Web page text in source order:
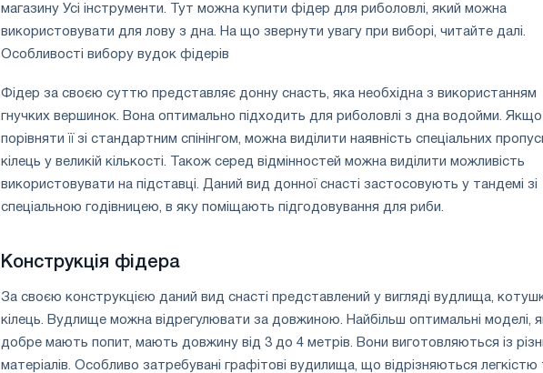
магазину Усі інструменти. Тут можна купити фідер для риболовлі, який можна
використовувати для лову з дна. На що звернути увагу при виборі, читайте далі.
Особливості вибору вудок фідерів
Фідер за своєю суттю представляє донну снасть, яка необхідна з використанням
гнучких вершинок. Вона оптимально підходить для риболовлі з дна водойми. Якщо
порівняти її зі стандартним спінінгом, можна виділити наявність спеціальних
кілець у великій кількості. Також серед відмінностей можна виділити можливість
використовувати на підставці. Даний вид донної снасті застосовують у тандемі зі
спеціальною годівницею, в яку поміщають підгодовування для риби.
Конструкція фідера
За своєю конструкцією даний вид снасті представлений у вигляді вудлища,
кілець. Вудлище можна відрегулювати за довжиною. Найбільш оптимальні моделі,
добре мають попит, мають довжину від 3 до 4 метрів. Вони виготовляються із
матеріалів. Особливо затребувані графітові вудилища, що відрізняються легкістю